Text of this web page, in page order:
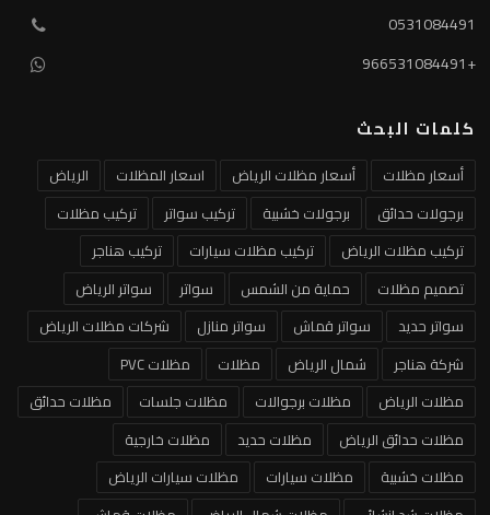
0531084491
+966531084491
كلمات البحث
أسعار مظلات أسعار مظلات الرياض اسعار المظلات
الرياض
برجولات حدائق
برجولات خشبية تركيب سواتر
تركيب مظلات
تركيب مظلات الرياض
تركيب مظلات سيارات
تركيب هناجر
تصميم مظلات
حماية من الشمس سواتر
سواتر الرياض
سواتر حديد
سواتر قماش سواتر منازل
شركات مظلات الرياض
شركة هناجر
شمال الرياض مظلات
مظلات PVC
مظلات الرياض
مظلات برجوالات مظلات جلسات
مظلات حدائق
مظلات حدائق الرياض
مظلات حديد
مظلات خارجية
مظلات خشبية
مظلات سيارات
مظلات سيارات الرياض